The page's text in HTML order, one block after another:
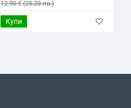
12.90 € (25.23 лв.)
Купи